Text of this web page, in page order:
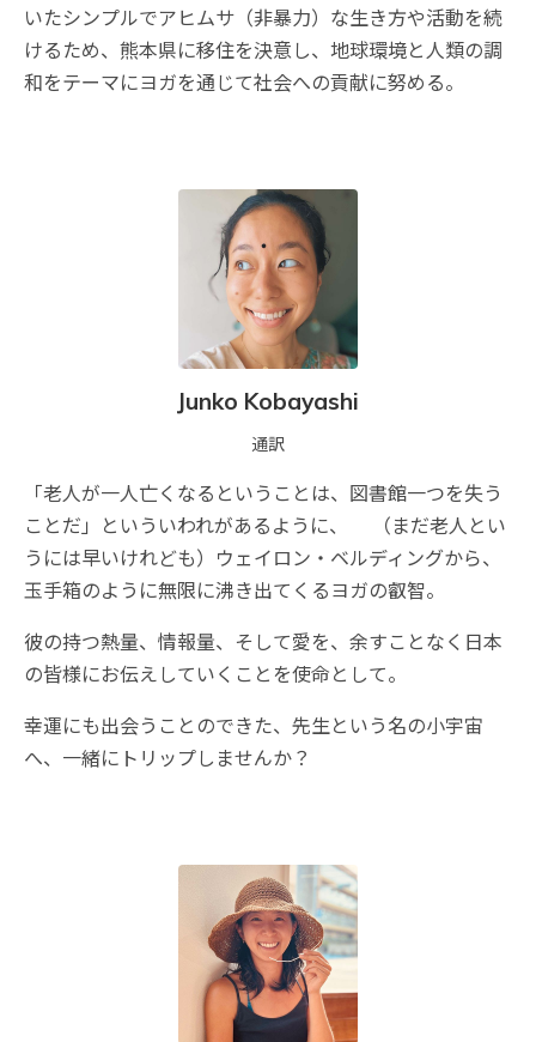
いたシンプルでアヒムサ（非暴力）な生き方や活動を続
けるため、熊本県に移住を決意し、地球環境と人類の調
和をテーマにヨガを通じて社会への貢献に努める。
Junko Kobayashi
通訳
「老人が一人亡くなるということは、図書館一つを失う
ことだ」といういわれがあるように、 （まだ老人とい
うには早いけれども）ウェイロン・ベルディングから、
玉手箱のように無限に沸き出てくるヨガの叡智。
彼の持つ熱量、情報量、そして愛を、余すことなく日本
の皆様にお伝えしていくことを使命として。
幸運にも出会うことのできた、先生という名の小宇宙
へ、一緒にトリップしませんか？